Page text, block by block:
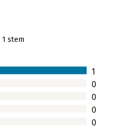
1 stem
1
0
0
0
0